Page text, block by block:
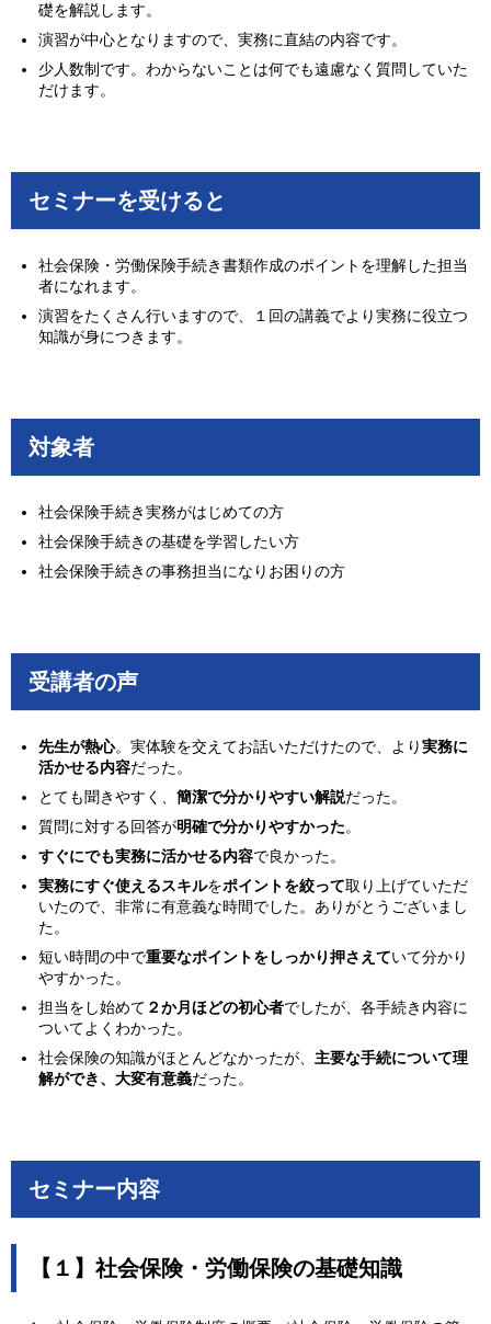
礎を解説します。
演習が中心となりますので、実務に直結の内容です。
少人数制です。わからないことは何でも遠慮なく質問していた
だけます。
セミナーを受けると
社会保険・労働保険手続き書類作成のポイントを理解した担当
者になれます。
演習をたくさん行いますので、１回の講義でより実務に役立つ
知識が身につきます。
対象者
社会保険手続き実務がはじめての方
社会保険手続きの基礎を学習したい方
社会保険手続きの事務担当になりお困りの方
受講者の声
先生が熱心。実体験を交えてお話いただけたので、より実務に
活かせる内容だった。
とても聞きやすく、簡潔で分かりやすい解説だった。
質問に対する回答が明確で分かりやすかった。
すぐにでも実務に活かせる内容で良かった。
実務にすぐ使えるスキルをポイントを絞って取り上げていただ
いたので、非常に有意義な時間でした。ありがとうございまし
た。
短い時間の中で重要なポイントをしっかり押さえていて分かり
やすかった。
担当をし始めて ２か月ほどの初心者でしたが、各手続き内容に
ついてよくわかった。
社会保険の知識がほとんどなかったが、 主要な手続について理
解ができ、大変有意義だった。
セミナー内容
【１】社会保険・労働保険の基礎知識